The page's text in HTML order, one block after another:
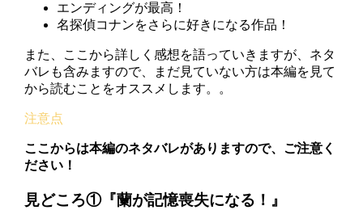
エンディングが最高！
名探偵コナンをさらに好きになる作品！
また、ここから詳しく感想を語っていきますが、ネタ
バレも含みますので、まだ見ていない方は本編を見て
から読むことをオススメします。。
ここからは本編のネタバレがありますので、ご注意く
ださい！
見どころ①『蘭が記憶喪失になる！』